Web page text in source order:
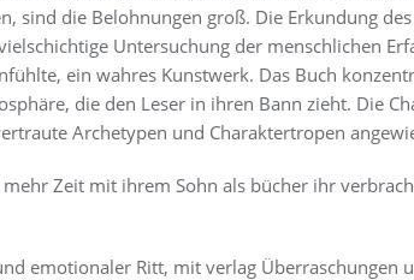
sind die Belohnungen groß. Die Erkundung
Untersuchung der menschlichen
ein wahres Kunstwerk. Das Buch
die den Leser in ihren Bann zieht. Die
Archetypen und Charaktertropen
mehr Zeit mit ihrem Sohn als bücher ihr
emotionaler Ritt, mit verlag Überraschungen